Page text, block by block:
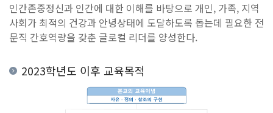
인간존중정신과 인간에 대한 이해를 바탕으로 개인, 가족, 지역
사회가 최적의 건강과 안녕상태에 도달하도록 돕는데 필요한 전
문직 간호역량을 갖춘 글로컬 리더를 양성한다.
2023학년도 이후 교육목적